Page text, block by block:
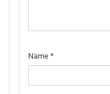
Name *